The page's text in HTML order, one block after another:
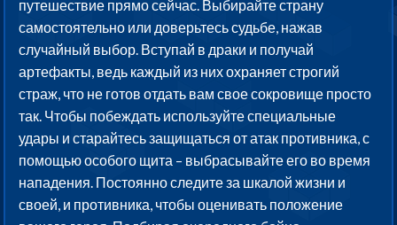
путешествие прямо сейчас. Выбирайте страну
самостоятельно или доверьтесь судьбе, нажав
случайный выбор. Вступай в драки и получай
артефакты, ведь каждый из них охраняет строгий
страж, что не готов отдать вам свое сокровище просто
так. Чтобы побеждать используйте специальные
удары и старайтесь защищаться от атак противника, с
помощью особого щита – выбрасывайте его во время
нападения. Постоянно следите за шкалой жизни и
своей, и противника, чтобы оценивать положение